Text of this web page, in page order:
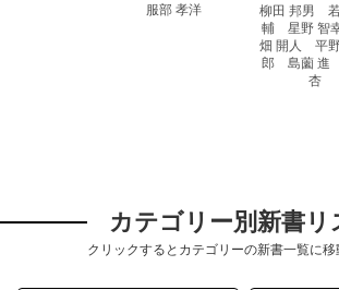
服部 孝洋
柳田 邦男
輔 星野 智
畑 開人 平
郎 島薗 進
杏
カテゴリー別新書リ
クリックするとカテゴリーの新書一覧に移